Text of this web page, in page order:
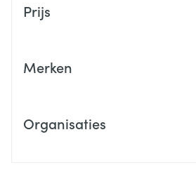
Prijs
Merken
Organisaties